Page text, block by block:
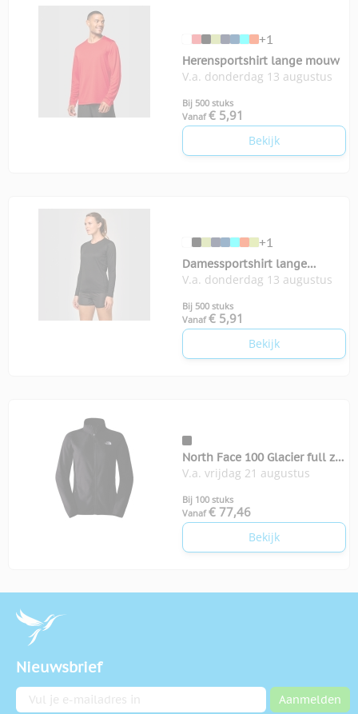
+1
Herensportshirt lange mouw
V.a. donderdag 13 augustus
Bij 500 stuks
Vanaf € 5,91
Bekijk
+1
Damessportshirt lange
Mouwen
V.a. donderdag 13 augustus
Bij 500 stuks
Vanaf € 5,91
Bekijk
North Face 100 Glacier full zip
fleece dames
V.a. vrijdag 21 augustus
Bij 100 stuks
Vanaf € 77,46
Bekijk
Nieuwsbrief
E-mailadres Aanmelden